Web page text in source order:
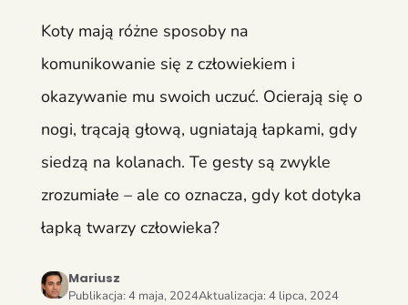
Koty mają różne sposoby na
komunikowanie się z człowiekiem i
okazywanie mu swoich uczuć. Ocierają się o
nogi, trącają głową, ugniatają łapkami, gdy
siedzą na kolanach. Te gesty są zwykle
zrozumiałe – ale co oznacza, gdy kot dotyka
łapką twarzy człowieka?
Mariusz
Publikacja: 4 maja, 2024Aktualizacja: 4 lipca, 2024